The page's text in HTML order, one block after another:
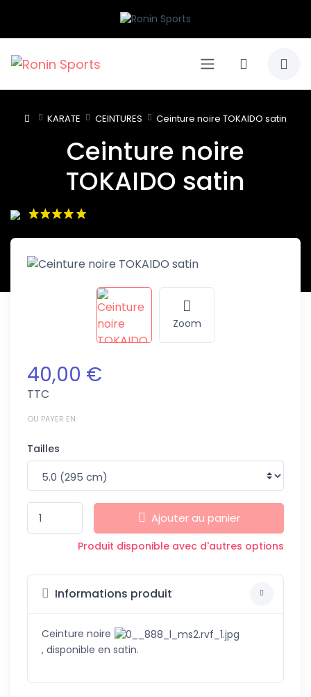
KARATE CEINTURES Ceinture noire TOKAIDO satin
Ceinture noire
TOKAIDO satin
Zoom
40,00 €
TTC
OU PAYER EN
Tailles
Ajouter au panier
Produit disponible avec d'autres options
Informations produit
Ceinture noire
, disponible en satin.